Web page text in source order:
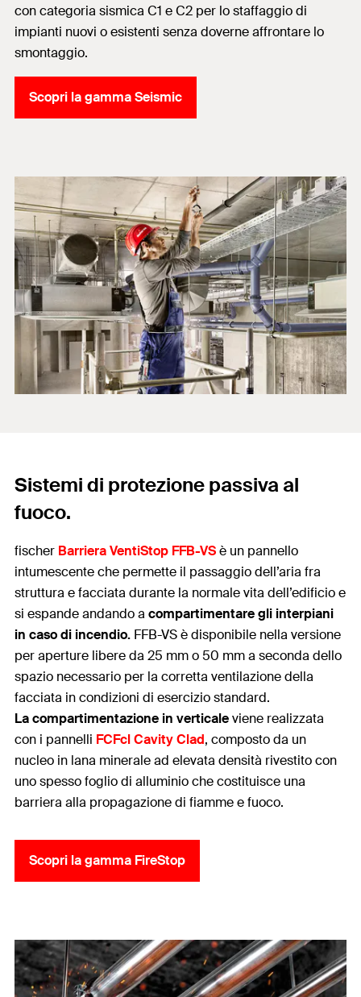
con categoria sismica C1 e C2 per lo staffaggio di
impianti nuovi o esistenti senza doverne affrontare lo
smontaggio.
Scopri la gamma Seismic
Sistemi di protezione passiva al
fuoco.
fischer Barriera VentiStop FFB-VSè un pannello
intumescente che permette il passaggio dell’aria fra
struttura e facciata durante la normale vita dell’edificio e
si espande andando a compartimentare gli interpiani
in caso di incendio. FFB-VS è disponibile nella versione
per aperture libere da 25 mm o 50 mm a seconda dello
spazio necessario per la corretta ventilazione della
facciata in condizioni di esercizio standard.
La compartimentazione in verticaleviene realizzata
con i pannelli FCFcl Cavity Clad, composto da un
nucleo in lana minerale ad elevata densità rivestito con
uno spesso foglio di alluminio che costituisce una
barriera alla propagazione di fiamme e fuoco.
Scopri la gamma FireStop